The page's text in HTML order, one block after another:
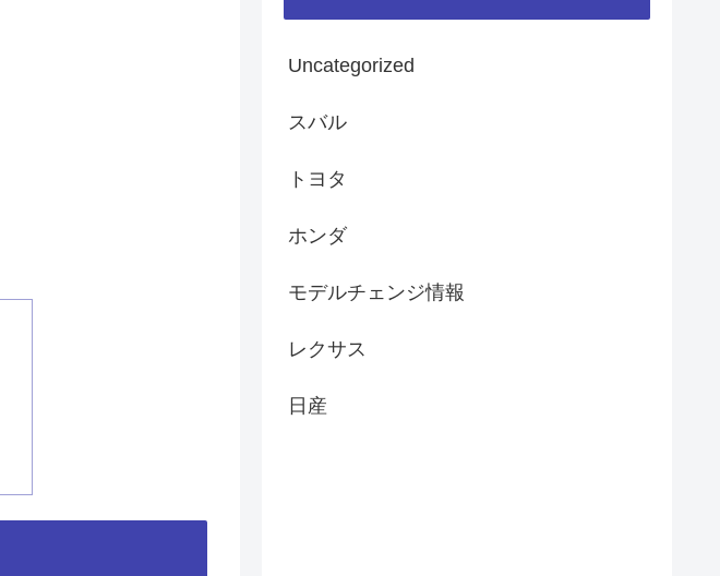
Uncategorized
スバル
トヨタ
ホンダ
モデルチェンジ情報
レクサス
日産